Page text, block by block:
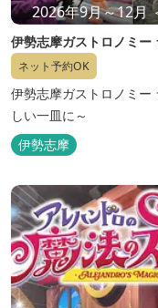
2026年9月～12
（土）・25日
（日
伊勢志摩ガストロノミー
ネット予約OK
伊勢志摩ガストロノミー
しい一皿に～
伊勢志摩